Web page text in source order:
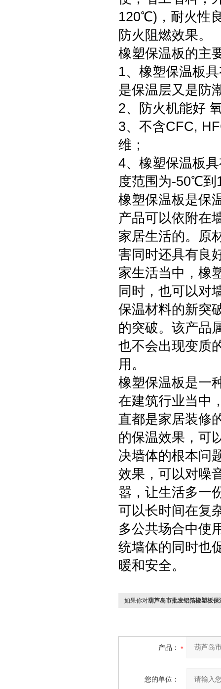
120℃)，耐火性
防火阻燃效果。
橡塑保温板的主
1、橡塑保温板
是保温层又是防
2、防火机能好
3、不含CFC,
维；
4、橡塑保温板
度范围为-50℃
橡塑保温板是保
产品可以依附在
家居生活的。原
害同时还具有良
家生活当中，橡
同时，也可以对
保温材料的新突
的突破。该产品
也不会出现变质
用。
橡塑保温板是一
在建筑行业当中
直都是家居装修
的保温效果，可
决墙体的根本问
效果，可以对噪
嚣，让生活多一
可以长时间在复
多公共场合中使
统墙体的同时也
暖和安全。
如果你对葫芦岛市批发铝箔橡塑板保
产品：
您的单位：